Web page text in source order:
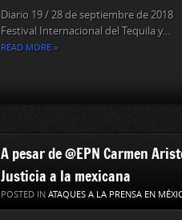
Diario 19 / 28 de septiembre de
Festival Internacional del Tequila y...
READ MORE »
A pesar de @EPN Carmen
Justicia a la mexicana
POSTED IN ATAQUES A LA PRENSA EN